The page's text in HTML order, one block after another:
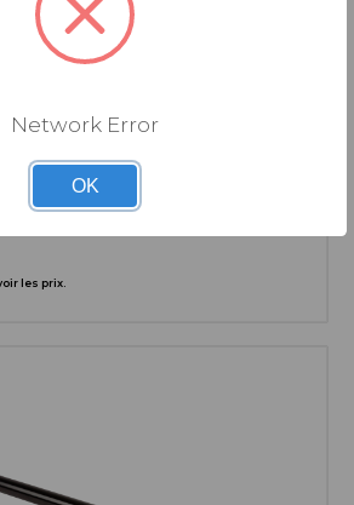
ALUMINIUM 20MM (PAIRE +
les prix.
Network Error
OK